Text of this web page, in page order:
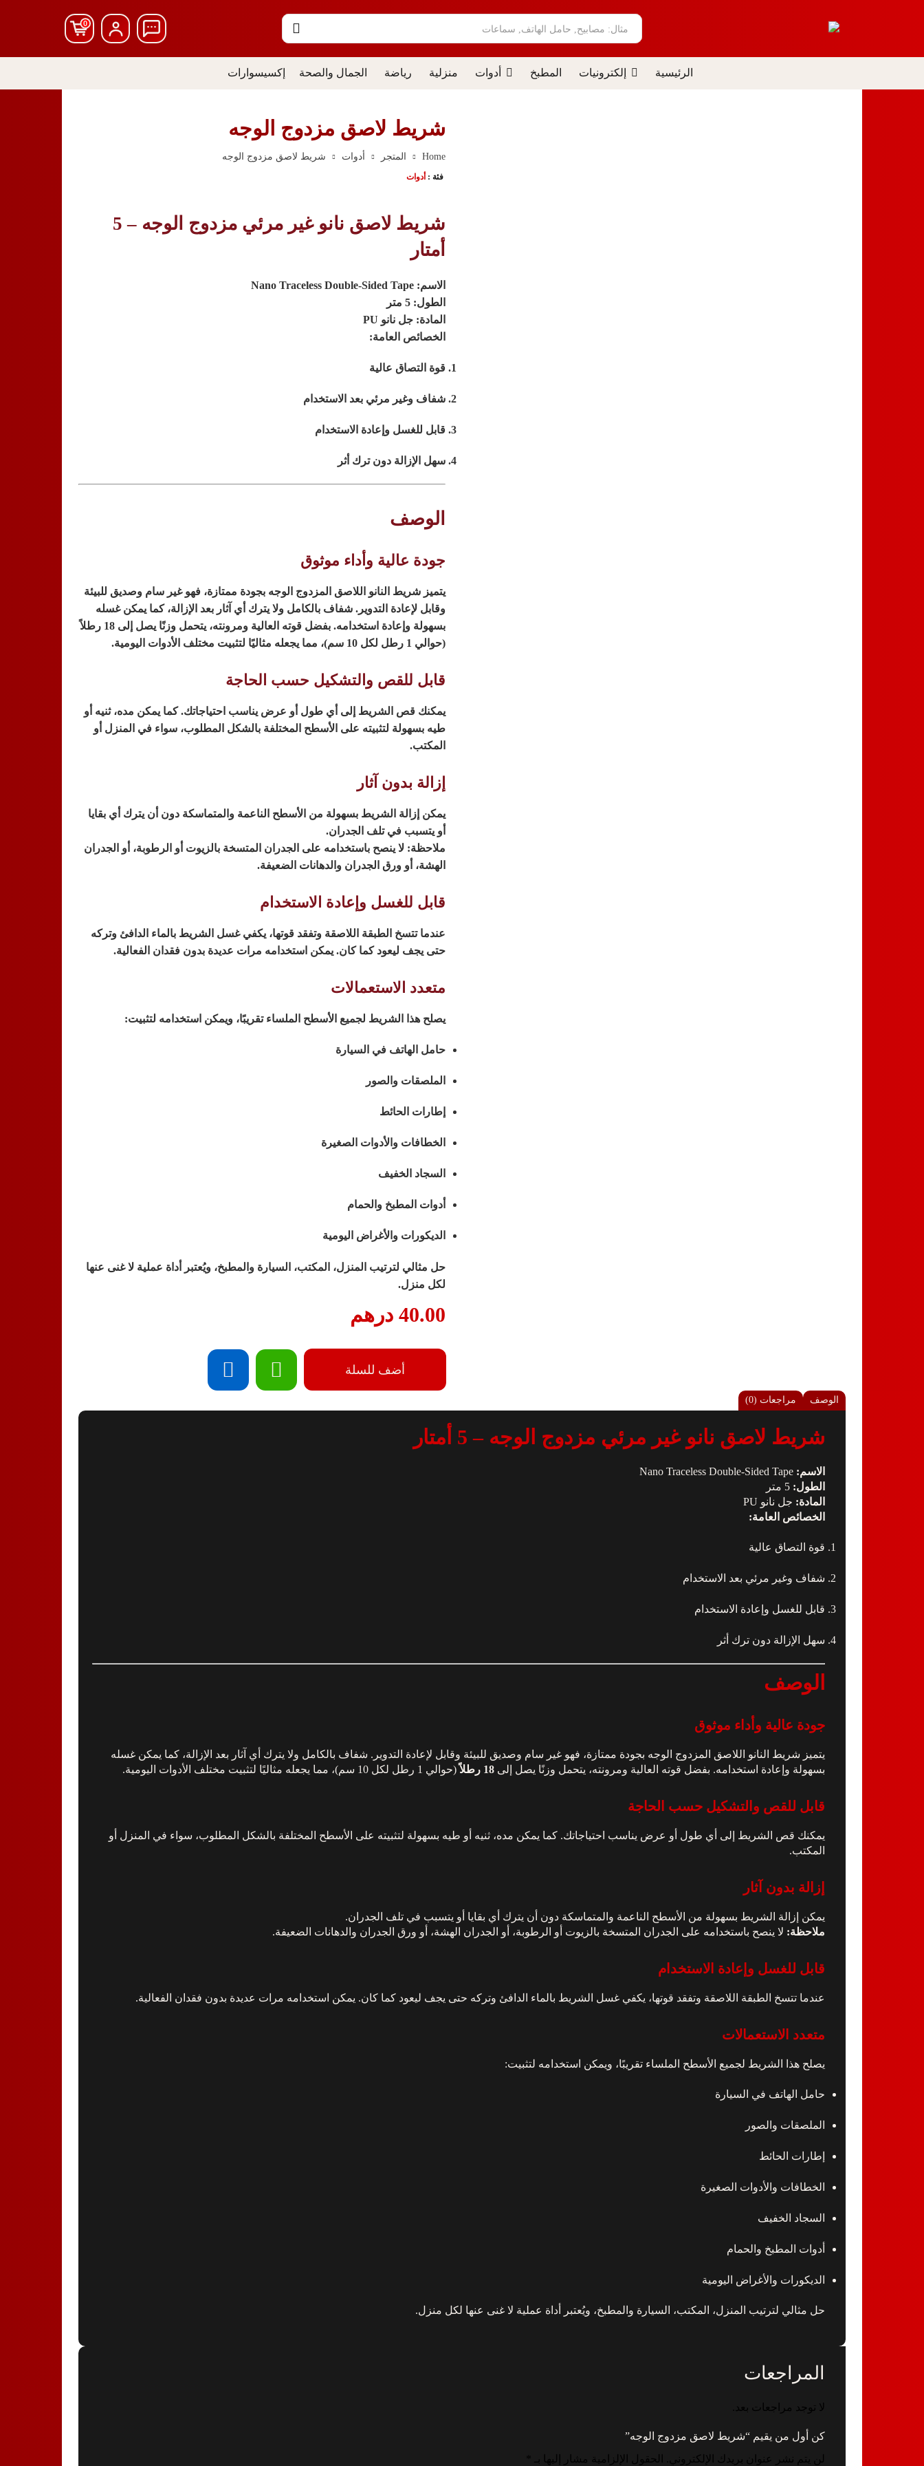
مثال: مصابيح, حامل الهاتف, سماعات
0
الرئيسية إلكترونيات المطبخ أدوات منزلية رياضة الجمال والصحة إكسيسوارات
شريط لاصق مزدوج الوجه
Home المتجر أدوات شريط لاصق مزدوج الوجه
فئة : أدوات
شريط لاصق نانو غير مرئي مزدوج الوجه – 5
أمتار
الاسم:
الطول:
المادة: جل نانو PU
الخصائص العامة:
قوة التصاق عالية
شفاف وغير مرئي بعد الاستخدام
قابل للغسل وإعادة الاستخدام
سهل الإزالة دون ترك أثر
الوصف
جودة عالية وأداء موثوق
يتميز شريط النانو اللاصق المزدوج الوجه بجودة ممتازة، فهو غير سام وصديق للبيئة
وقابل لإعادة التدوير. شفاف بالكامل ولا يترك أي آثار بعد الإزالة، كما يمكن غسله
بسهولة وإعادة استخدامه. بفضل قوته العالية ومرونته، يتحمل وزنًا يصل إلى 18 رطلاً
(حوالي 1 رطل لكل 10 سم)، مما يجعله مثاليًا لتثبيت مختلف الأدوات اليومية.
قابل للقص والتشكيل حسب الحاجة
يمكنك قص الشريط إلى أي طول أو عرض يناسب احتياجاتك. كما يمكن مده، ثنيه أو
طيه بسهولة لتثبيته على الأسطح المختلفة بالشكل المطلوب، سواء في المنزل أو
المكتب.
إزالة بدون آثار
يمكن إزالة الشريط بسهولة من الأسطح الناعمة والمتماسكة دون أن يترك أي بقايا
أو يتسبب في تلف الجدران.
ملاحظة: لا ينصح باستخدامه على الجدران المتسخة بالزيوت أو الرطوبة، أو الجدران
الهشة، أو ورق الجدران والدهانات الضعيفة.
قابل للغسل وإعادة الاستخدام
عندما تتسخ الطبقة اللاصقة وتفقد قوتها، يكفي غسل الشريط بالماء الدافئ وتركه
حتى يجف ليعود كما كان. يمكن استخدامه مرات عديدة بدون فقدان الفعالية.
متعدد الاستعمالات
يصلح هذا الشريط لجميع الأسطح الملساء تقريبًا، ويمكن استخدامه لتثبيت:
حامل الهاتف في السيارة
الملصقات والصور
إطارات الحائط
الخطافات والأدوات الصغيرة
السجاد الخفيف
أدوات المطبخ والحمام
الديكورات والأغراض اليومية
حل مثالي لترتيب المنزل، المكتب، السيارة والمطبخ، ويُعتبر أداة عملية لا غنى عنها
لكل منزل.
40.00 درهم
أضف للسلة
الوصف مراجعات (0)
شريط لاصق نانو غير مرئي مزدوج الوجه – 5 أمتار
الاسم:
الطول:
المادة: جل نانو PU
الخصائص العامة:
قوة التصاق عالية
شفاف وغير مرئي بعد الاستخدام
قابل للغسل وإعادة الاستخدام
سهل الإزالة دون ترك أثر
الوصف
جودة عالية وأداء موثوق
يتميز شريط النانو اللاصق المزدوج الوجه بجودة ممتازة، فهو غير سام وصديق للبيئة وقابل لإعادة التدوير. شفاف بالكامل ولا يترك أي آثار بعد الإزالة، كما يمكن غسله
بسهولة وإعادة استخدامه. بفضل قوته العالية ومرونته، يتحمل وزنًا يصل إلى 18 رطلاً (حوالي 1 رطل لكل 10 سم)، مما يجعله مثاليًا لتثبيت مختلف الأدوات اليومية.
قابل للقص والتشكيل حسب الحاجة
يمكنك قص الشريط إلى أي طول أو عرض يناسب احتياجاتك. كما يمكن مده، ثنيه أو طيه بسهولة لتثبيته على الأسطح المختلفة بالشكل المطلوب، سواء في المنزل أو
المكتب.
إزالة بدون آثار
يمكن إزالة الشريط بسهولة من الأسطح الناعمة والمتماسكة دون أن يترك أي بقايا أو يتسبب في تلف الجدران.
ملاحظة: لا ينصح باستخدامه على الجدران المتسخة بالزيوت أو الرطوبة، أو الجدران الهشة، أو ورق الجدران والدهانات الضعيفة.
قابل للغسل وإعادة الاستخدام
عندما تتسخ الطبقة اللاصقة وتفقد قوتها، يكفي غسل الشريط بالماء الدافئ وتركه حتى يجف ليعود كما كان. يمكن استخدامه مرات عديدة بدون فقدان الفعالية.
متعدد الاستعمالات
يصلح هذا الشريط لجميع الأسطح الملساء تقريبًا، ويمكن استخدامه لتثبيت:
حامل الهاتف في السيارة
الملصقات والصور
إطارات الحائط
الخطافات والأدوات الصغيرة
السجاد الخفيف
أدوات المطبخ والحمام
الديكورات والأغراض اليومية
حل مثالي لترتيب المنزل، المكتب، السيارة والمطبخ، ويُعتبر أداة عملية لا غنى عنها لكل منزل.
المراجعات
لا توجد مراجعات بعد.
كن أول من يقيم “شريط لاصق مزدوج الوجه”
لن يتم نشر عنوان بريدك الإلكتروني.
الحقول الإلزامية مشار إليها بـ